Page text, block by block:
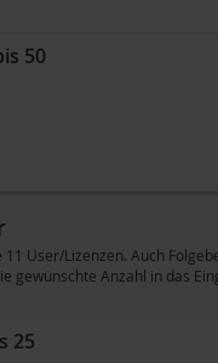
50
User/Lizenzen. Auch
gewünschte Anzahl in das
25